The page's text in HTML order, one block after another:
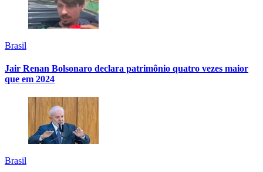
Brasil
Jair Renan Bolsonaro declara patrimônio quatro vezes maior
que em 2024
Brasil